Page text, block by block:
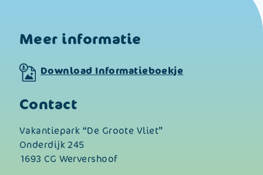
Meer informatie
Download Informatieboekje
Contact
Vakantiepark “De Groote Vliet”
Onderdijk 245
1693 CG Wervershoof